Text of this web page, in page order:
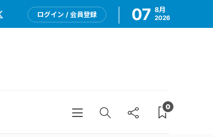
ログイン / 会員登録 07 8月
2026
0